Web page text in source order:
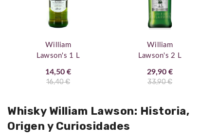
William
Lawson's 1 L
14,50 €
16,40 €
William
Lawson's 2 L
29,90 €
33,90 €
Whisky William Lawson: Historia,
Origen y Curiosidades